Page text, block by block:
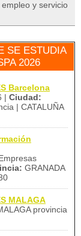
y servicio
SE ESTUDIA
2026
Barcelona
| Ciudad:
| CATALUÑA
GRANADA
MALAGA
provincia